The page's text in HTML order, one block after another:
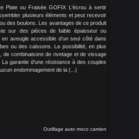
Plate ou Fraisée GOFIX L'écrou à sertir
plusieurs éléments et peut recevoir
des boulons. Les avantages de ce produit
sur des pièces de faible épaisseur ou
aveugle accessible d’un seul côté dans
ou des caissons. La possibilité, en plus
de combinaisons de rivetage et de vissage
garantie d’une résistance à des couples
endommagement de la (...)
Outillage auto moco camion